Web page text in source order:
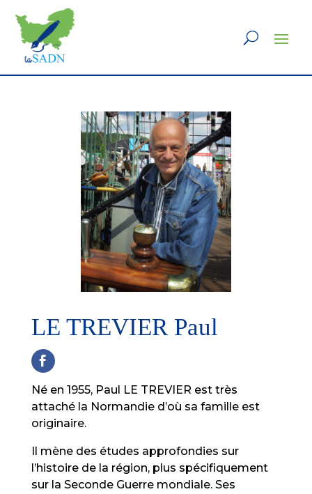
LE TREVIER Paul
Né en 1955, Paul LE TREVIER est très
attaché la Normandie d’où sa famille est
originaire.
Il mène des études approfondies sur
l’histoire de la région, plus spécifiquement
sur la Seconde Guerre mondiale. Ses